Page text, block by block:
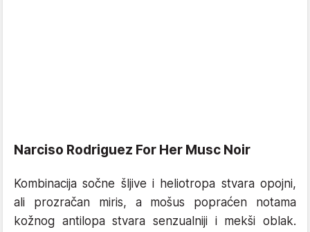
Narciso Rodriguez For Her Musc Noir
Kombinacija sočne šljive i heliotropa stvara opojni,
ali prozračan miris, a mošus popraćen notama
kožnog antilopa stvara senzualniji i mekši oblak.